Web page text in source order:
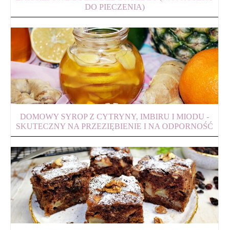
DO PIECZENIA)
DOMOWY SYROP Z CYTRYNY, IMBIRU I MIODU -
SKUTECZNY NA PRZEZIĘBIENIE I NA ODPORNOŚĆ